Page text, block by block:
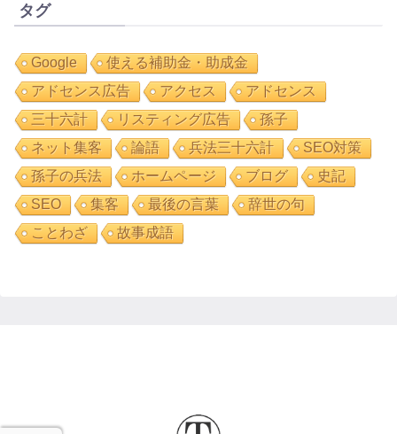
タグ
Google
使える補助金・助成金
アドセンス広告
アクセス
アドセンス
三十六計
リスティング広告
孫子
ネット集客
論語 兵法三十六計
SEO対策
孫子の兵法
ホームページ ブログ
史記
SEO
集客 最後の言葉
辞世の句
ことわざ
故事成語